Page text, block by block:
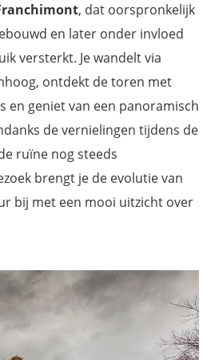
, dat oorspronkelijk
en later onder invloed
versterkt. Je wandelt via
ontdekt de toren met
en geniet van een panoramisch
de vernielingen tijdens de
ruïne nog steeds
brengt je de evolutie van
bij met een mooi uitzicht over